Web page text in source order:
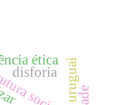
social
ética uruguai
disforia